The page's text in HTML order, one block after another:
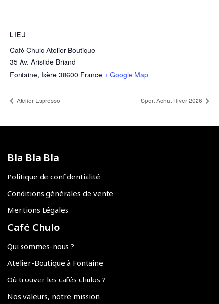
LIEU
Café Chulo Atelier-Boutique
35 Av. Aristide Briand
Fontaine, Isère 38600 France + Google Map
Atelier Espresso Sport Achat Hiver 2026
Bla Bla Bla
Politique de confidentialité
Conditions générales de vente
Mentions Légales
Café Chulo
Qui sommes-nous ?
Atelier-Boutique à Fontaine
Où trouver les cafés chulos ?
Nos valeurs, notre mission